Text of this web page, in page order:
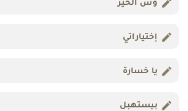
وش الخير
إختياراتي
يا خسارة
بيستهبل